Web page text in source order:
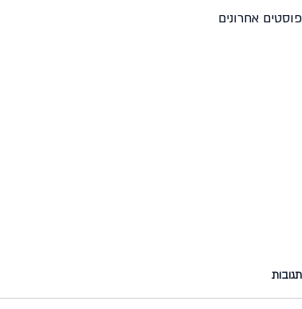
פוסטים אחרונים
ואחרי שנתייםתגובות